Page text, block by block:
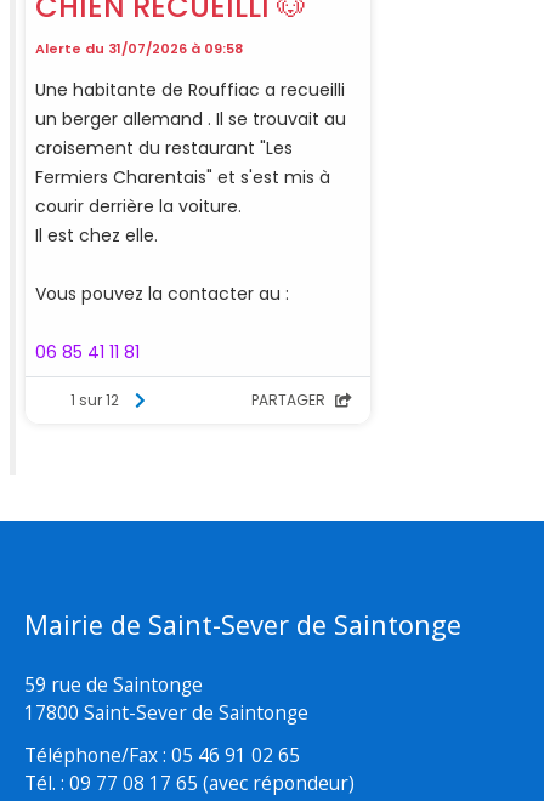
Mairie de Saint-Sever de Saintonge
59 rue de Saintonge
17800 Saint-Sever de Saintonge
Téléphone/Fax : 05 46 91 02 65
Tél. : 09 77 08 17 65 (avec répondeur)